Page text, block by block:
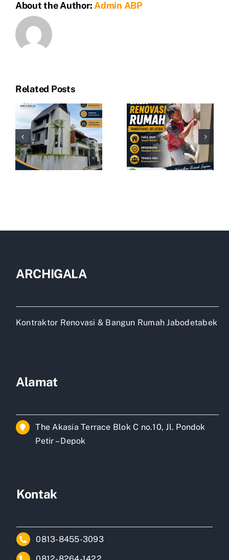
About the Author: Admin ABP
Related Posts
ARCHIGALA
Kontraktor Renovasi & Bangun Rumah Jabodetabek
Alamat
The Akasia Terrace Blok C no.10, Jl. Pondok
Petir – Depok
Kontak
0813-8455-3093